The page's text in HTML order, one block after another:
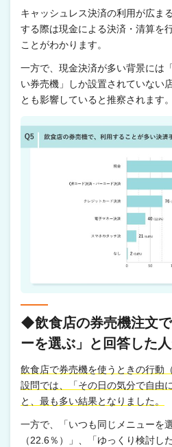
キャッシュレス決済の利用が広ま
する際は現金による決済・清算を
ことがわかります。
一方で、現金決済が多い背景には
い券売機」しか設置されていない
とも影響していると推察されます。
◆飲食店の券売機注文
ーを選ぶ」と回答した
飲食店で券売機を使うときの行動
設問では、「その日の気分で自由
と、最も多い結果となりました。
一方で、「いつも同じメニューを
（22.6％）」、「ゆっくり検討し